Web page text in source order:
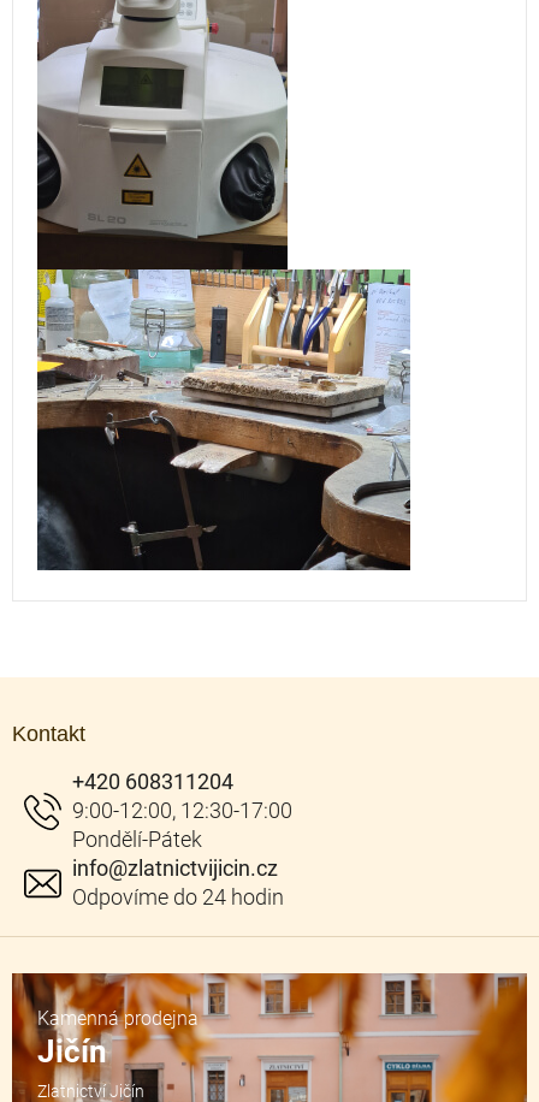
Kontakt
info@zlatnictvijicin.cz
+420 608311204
Kamenná prodejna
Jičín
Zlatnictví Jičín